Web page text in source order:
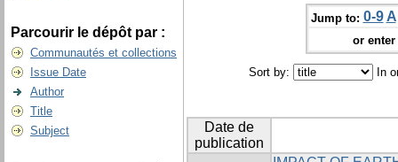
Parcourir le dépôt par :
Communautés et collections
Issue Date
Author
Title
Subject
Jump to: 0-9 A
or
Sort by: In
Date de
publication